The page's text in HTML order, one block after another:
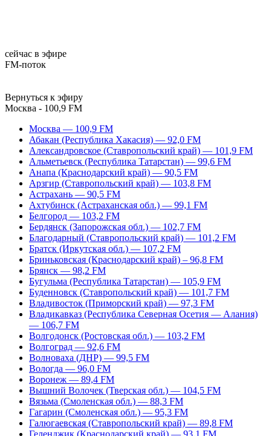
сейчас в эфире
FM-поток
Вернуться к эфиру
Москва - 100,9 FM
Москва — 100,9 FM
Абакан (Республика Хакасия) — 92,0 FM
Александровское (Ставропольский край) — 101,9 FM
Альметьевск (Республика Татарстан) — 99,6 FM
Анапа (Краснодарский край) — 90,5 FM
Арзгир (Ставропольский край) — 103,8 FM
Астрахань — 90,5 FM
Ахтубинск (Астраханская обл.) — 99,1 FM
Белгород — 103,2 FM
Бердянск (Запорожская обл.) — 102,7 FM
Благодарный (Ставропольский край) — 101,2 FM
Братск (Иркутская обл.) — 107,2 FM
Бриньковская (Краснодарский край) – 96,8 FM
Брянск — 98,2 FM
Бугульма (Республика Татарстан) — 105,9 FM
Буденновск (Ставропольский край) — 101,7 FM
Владивосток (Приморский край) — 97,3 FM
Владикавказ (Республика Северная Осетия — Алания)
— 106,7 FM
Волгодонск (Ростовская обл.) — 103,2 FM
Волгоград — 92,6 FM
Волноваха (ДНР) — 99,5 FM
Вологда — 96,0 FM
Воронеж — 89,4 FM
Вышний Волочек (Тверская обл.) — 104,5 FM
Вязьма (Смоленская обл.) — 88,3 FM
Гагарин (Смоленская обл.) — 95,3 FM
Галюгаевская (Ставропольский край) — 89,8 FM
Геленджик (Краснодарский край) — 93,1 FM